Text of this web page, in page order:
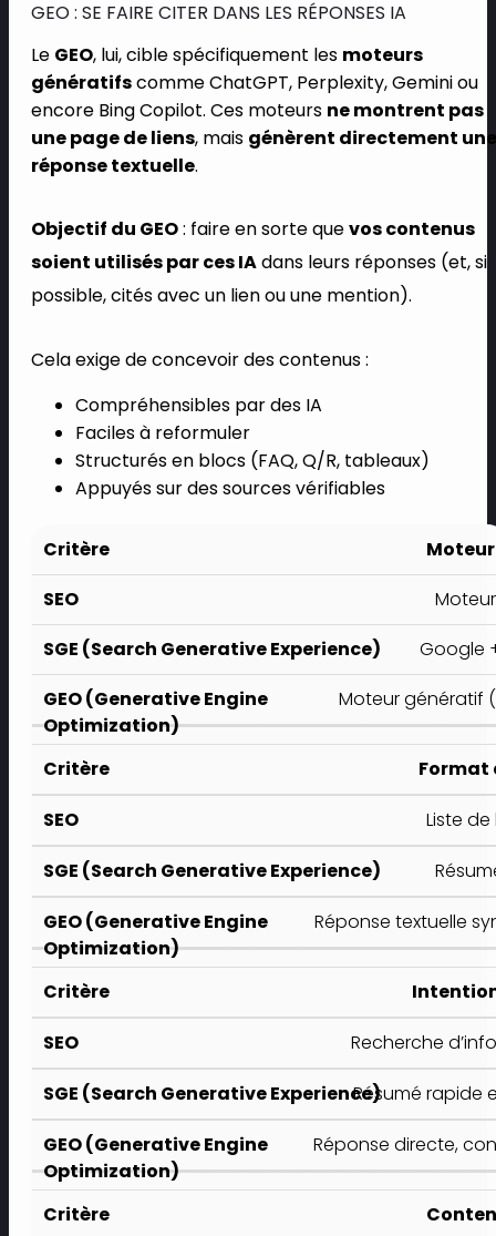
GEO : SE FAIRE CITER DANS LES RÉPONSES IA
Le GEO, lui, cible spécifiquement les moteurs
génératifscomme ChatGPT, Perplexity, Gemini ou
encore Bing Copilot. Ces moteurs ne montrent pas
une page de liens, mais génèrent directement une
réponse textuelle.
Objectif du GEO: faire en sorte quevos contenus
soient utilisés par ces IAdans leurs réponses (et, si
possible, cités avec un lien ou une mention).
Cela exige de concevoir des contenus :
Compréhensibles par des IA
Faciles à reformuler
Structurés en blocs (FAQ, Q/R, tableaux)
Appuyés sur des sources vérifiables
Google
Moteur génératif
Format
Liste de
Réponse textuelle
Recherche
Résumé rapide
Réponse directe,